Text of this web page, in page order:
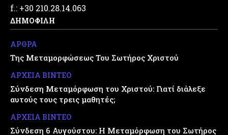
f.: +30 210.28.14.063
ΔΗΜΟΦΙΛΗ
ΑΡΘΡΑ
Της Μεταμορφώσεως Του Σωτήρος Χριστού
ΑΡΧΕΙΑ ΒΙΝΤΕΟ
Σύνδεση Μεταμόρφωση του Χριστού: Γιατί διάλεξε
αυτούς τους τρεις μαθητές;
ΑΡΧΕΙΑ ΒΙΝΤΕΟ
Σύνδεση 6 Αυγούστου: Η Μεταμόρφωση του Σωτήρος